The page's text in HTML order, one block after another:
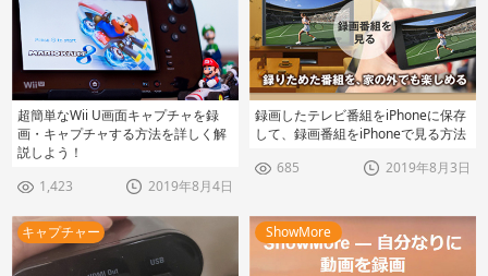
超簡単なWii U画面キャプチャを録
画・キャプチャする方法を詳しく解
説しよう！
1,423
2019年8月4日
録画したテレビ番組をiPhoneに保存
して、録画番組をiPhoneで見る方法
685
2019年8月3日
キャプチャー ShowMore